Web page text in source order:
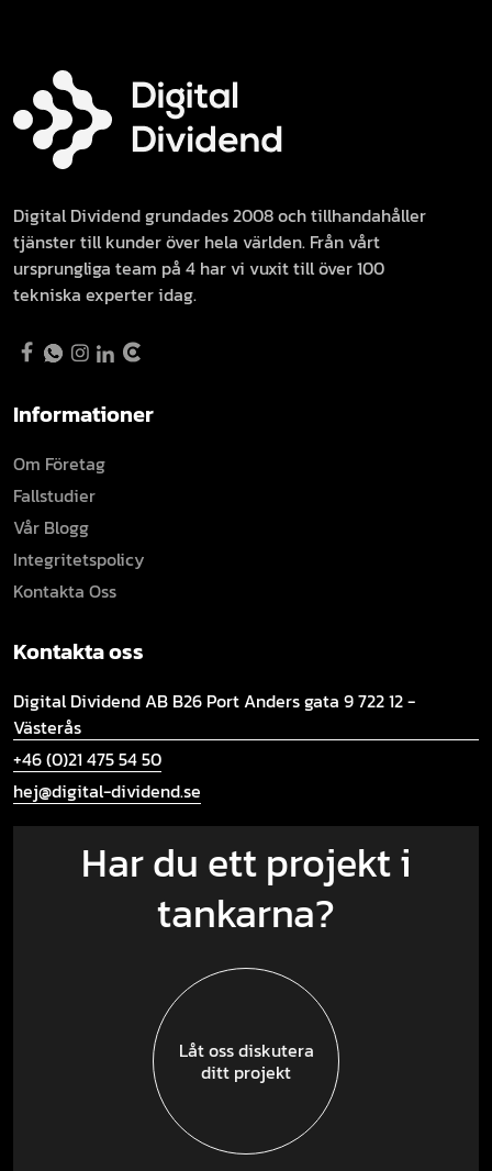
Digital Dividend grundades 2008 och tillhandahåller
tjänster till kunder över hela världen. Från vårt
ursprungliga team på 4 har vi vuxit till över 100
tekniska experter idag.
Informationer
Om Företag
Fallstudier
Vår Blogg
Integritetspolicy
Kontakta Oss
Kontakta oss
Digital Dividend AB B26 Port Anders gata 9722 12 -
Västerås
+46 (0)21 475 54 50
hej@digital-dividend.se
Har du ett projekt i
tankarna?
Låt oss diskutera
ditt projekt